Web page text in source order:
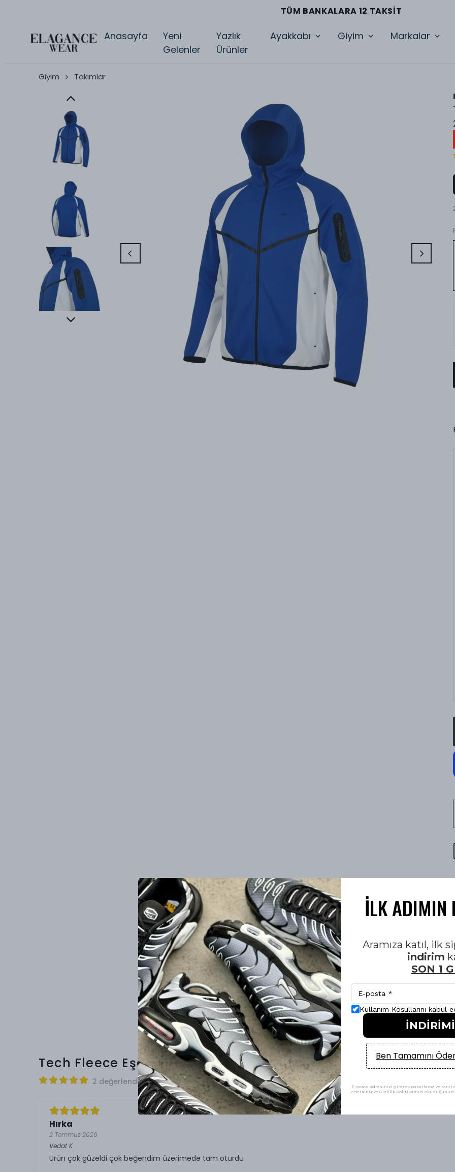
TÜM BANKALARA 12 TAKSIT
Anasayfa
Yeni
Gelenler
Yazlık
Ürünler
Ayakkabı Giyim Markalar
Giyim Takımlar
Tech Fleece Eşofman Lavicert Üst 2026 HQ Yorumlar
2 değerlendirmeye göre
Hırka
2 Temmuz 2026
Vedat K.
Ürün çok güzeldi çok beğendim üzerimede tam oturdu
İLK ADIMIN
Aramıza katıl, ilk
indirim
SON 1
Kullanım Koşullarını kabul
Ben Tamamını
E-posta adresinizi girerek pazarlama ve
edersiniz ve Gizlilik Politikamızı